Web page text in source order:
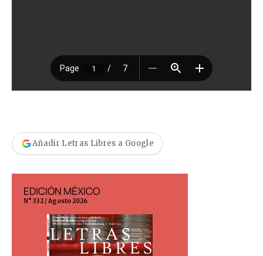
Añadir Letras Libres a Google
EDICIÓN MÉXICO
N° 332 / Agosto 2026